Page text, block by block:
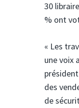
30
% ont
« Les
une voix
des
de